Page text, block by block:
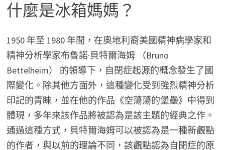
什麼是冰箱媽媽？
1950 年至 1980 年間，在奧地利裔美國精神病學家和
精神分析學家布魯諾·貝特爾海姆 （Bruno
Bettelheim） 的領導下，自閉症起源的概念發生了國
際變化。除其他方面外，這種變化受到強烈精神分析
印記的青睞，並在他的作品《空蕩蕩的堡壘》中得到
體現，多年來該作品將被認為是該主題的經典之作。
通過這種方式，貝特爾海姆可以被認為是一種新觀點
的作者，與以前的理論不同，該觀點認為自閉症的原